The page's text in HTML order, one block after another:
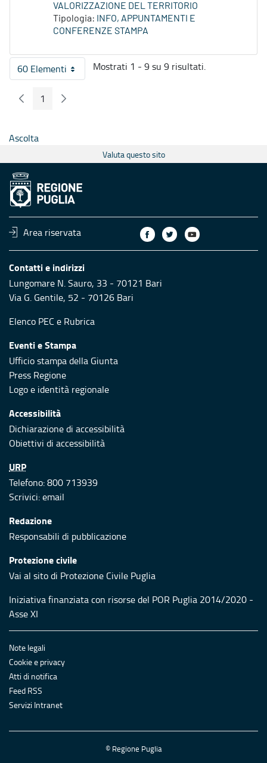
VALORIZZAZIONE DEL TERRITORIO
Tipologia:
INFO, APPUNTAMENTI E
CONFERENZE STAMPA
60 ElementiPer pagina
Mostrati 1 - 9 su 9 risultati.
Pagina Precedente
Pagina
1 Pagina Seguente
Ascolta
Valuta questo sito
Area riservata
Contatti e indirizzi
Lungomare N. Sauro, 33 - 70121 Bari
Via G. Gentile, 52 - 70126 Bari
Elenco PEC e Rubrica
Eventi e Stampa
Ufficio stampa della Giunta
Press Regione
Logo e identità regionale
Accessibilità
Dichiarazione di accessibilità
Obiettivi di accessibilità
URP
Telefono: 800 713939
Scrivici:email
Redazione
Responsabili di pubblicazione
Protezione civile
Vai al sito di Protezione Civile Puglia
Iniziativa finanziata con risorse del POR Puglia 2014/2020 -
Asse XI
Note legali
Cookie e privacy
Atti di notifica
Feed RSS
Servizi Intranet
© Regione Puglia